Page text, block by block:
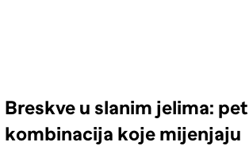
Breskve u slanim jelima: pet
kombinacija koje mijenjaju